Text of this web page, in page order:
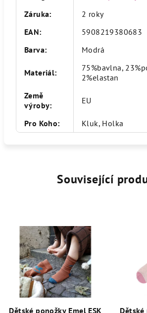
Záruka:
2 roky
EAN:
5908219380683
Barva: Modrá
Materiál:
75%bavlna,
2%elastan
Země
výroby: EU
Pro Koho: Kluk, Holka
Související
Dětské ponožky Emel ESK Dětské